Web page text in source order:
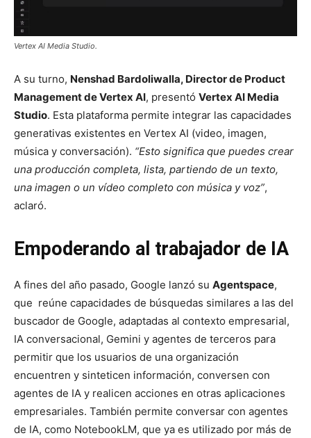
Vertex AI Media Studio.
A su turno, Nenshad Bardoliwalla, Director de Product
Management de Vertex AI, presentó Vertex AI Media
Studio. Esta plataforma permite integrar las capacidades
generativas existentes en Vertex AI (video, imagen,
música y conversación). “Esto significa que puedes crear
una producción completa, lista, partiendo de un texto,
una imagen o un vídeo completo con música y voz”,
aclaró.
Empoderando al trabajador de IA
A fines del año pasado, Google lanzó su Agentspace,
que reúne capacidades de búsquedas similares a las del
buscador de Google, adaptadas al contexto empresarial,
IA conversacional, Gemini y agentes de terceros para
permitir que los usuarios de una organización
encuentren y sinteticen información, conversen con
agentes de IA y realicen acciones en otras aplicaciones
empresariales. También permite conversar con agentes
de IA, como NotebookLM, que ya es utilizado por más de